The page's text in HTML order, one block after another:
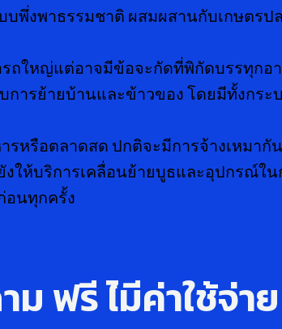
บพึ่งพาธรรมชาติ ผสมผสานกับเกษตร
ถใหญ่แต่อาจมีข้อจะกัดที่พิกัดบรรทุกอา
การย้ายบ้านและข้าวของ โดยมีทั้งก
รหรือตลาดสด ปกติจะมีการจ้างเหมา
งให้บริการเคลื่อนย้ายบูธและอุปกรณ์ใ
อนทุกครั้ง
ม ฟรี ไ่มีค่าใช้จ่าย